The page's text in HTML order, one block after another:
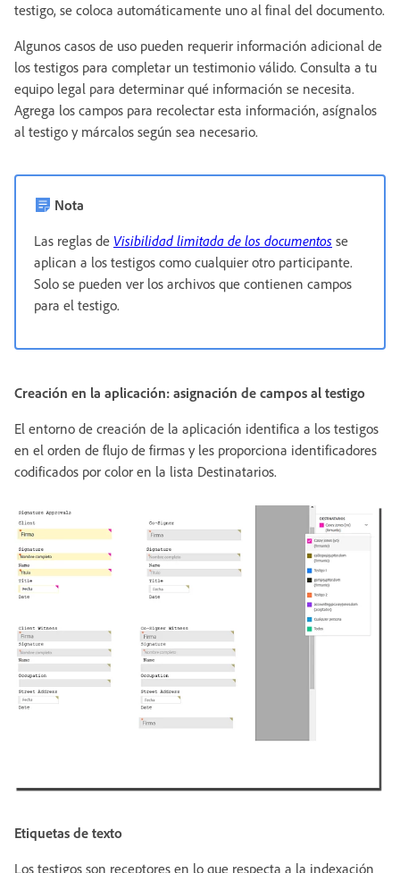
testigo, se coloca automáticamente uno al final del documento.
Algunos casos de uso pueden requerir información adicional de
los testigos para completar un testimonio válido. Consulta a tu
equipo legal para determinar qué información se necesita.
Agrega los campos para recolectar esta información, asígnalos
al testigo y márcalos según sea necesario.
Nota
Las reglas de Visibilidad limitada de los documentos se
aplican a los testigos como cualquier otro participante.
Solo se pueden ver los archivos que contienen campos
para el testigo.
Creación en la aplicación: asignación de campos al testigo
El entorno de creación de la aplicación identifica a los testigos
en el orden de flujo de firmas y les proporciona identificadores
codificados por color en la lista Destinatarios.
Etiquetas de texto
Los testigos son receptores en lo que respecta a la indexación